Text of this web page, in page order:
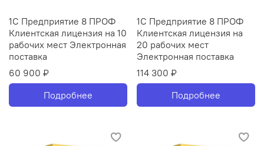
1С Предприятие 8 ПРОФ
Клиентская лицензия на 10
рабочих мест Электронная
поставка
60 900 ₽
Подробнее
1С Предприятие 8 ПРОФ
Клиентская лицензия на
20 рабочих мест
Электронная поставка
114 300 ₽
Подробнее